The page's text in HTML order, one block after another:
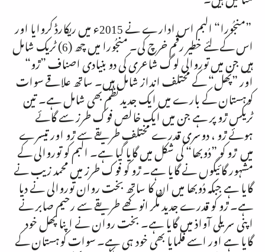
”
منجُورا“ البم اس ادارے نے 2015ء میں ریکارڈ کروایا اور
اس کے لئے خطیر رقم خرچ کی۔ منجُورا میں چھ (6) ٹریک شامل
ہیں جن میں توروالی لوگ شاعری کی دو بنیادی اصناف ”ڙو“
اور ”پھل“ کے مختلف انداز شامل ہیں۔ ساتھ علاقے سوات
کوہستان کے بارے میں ایک جدید نظم بھی شامل ہے۔ تین
ٹریکس ڙو پر ہے جن میں ایک خالص فوک طرز سے گائے
ہوئے ڙو ، دوسری قدرے مختلف طریقے سے ڙو اور تیسرے
میں ڙو کو ”دُوبھا“ کی شکل میں گایا گیا ہے۔ البم کو توروالی کے
مشہور گائیگوں نے گایا ہے۔ ڙو کو فوک طرز میں محمد زیب نے
گایا ہے جبکہ دُوبھا میں ان کا ساتھ بخت روان توروالی نے دیا
ہے۔ ڙو کو قدرے جدید مگر انوکھے طریقے سے رحیم صابر نے
اپنی سریلی آواذ میں گایا ہے۔ بخت روان نے اپنا پھل خود
گایا ہے اور اسے فلمایا بھی خود ہی ہے۔ سوات کوہستان کے